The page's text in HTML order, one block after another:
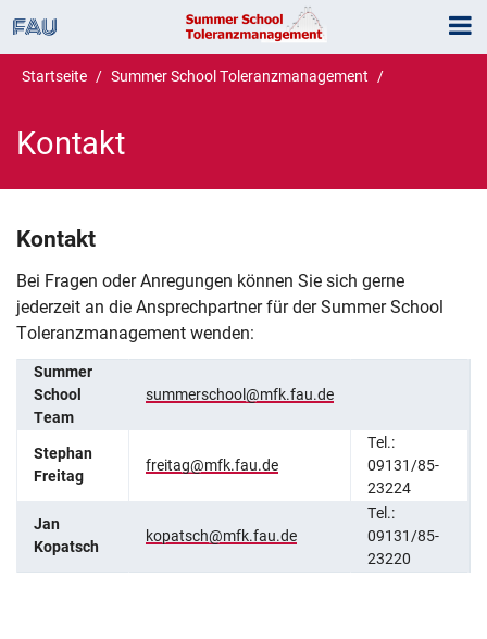
Zum Inhalt springen
Zur Navigation springen
Zum Seitenende springen
Startseite Summer School Toleranzmanagement
Kontakt
Kontakt
Kontakt
Bei Fragen oder Anregungen können Sie sich gerne
jederzeit an die Ansprechpartner für der Summer School
Toleranzmanagement wenden:
Summer
School
Team
summerschool@mfk.fau.de
Stephan
Freitag
freitag@mfk.fau.de
Tel.:
09131/85-
23224
Jan
Kopatsch
kopatsch@mfk.fau.de
Tel.:
09131/85-
23220